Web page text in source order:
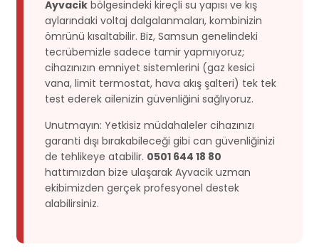
Ayvacik bölgesindeki kireçli su yapısı ve kış
aylarındaki voltaj dalgalanmaları, kombinizin
ömrünü kısaltabilir. Biz, Samsun genelindeki
tecrübemizle sadece tamir yapmıyoruz;
cihazınızın emniyet sistemlerini (gaz kesici
vana, limit termostat, hava akış şalteri) tek tek
test ederek ailenizin güvenliğini sağlıyoruz.
Unutmayın: Yetkisiz müdahaleler cihazınızı
garanti dışı bırakabileceği gibi can güvenliğinizi
de tehlikeye atabilir. 0501 644 18 80
hattımızdan bize ulaşarak Ayvacik uzman
ekibimizden gerçek profesyonel destek
alabilirsiniz.